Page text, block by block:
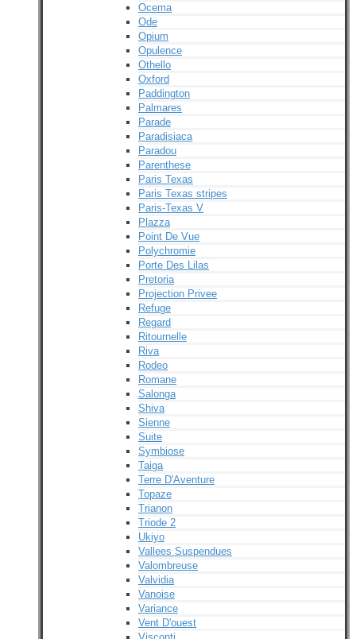
Ocema
Ode
Opium
Opulence
Othello
Oxford
Paddington
Palmares
Parade
Paradisiaca
Paradou
Parenthese
Paris Texas
Paris Texas stripes
Paris-Texas V
Plazza
Point De Vue
Polychromie
Porte Des Lilas
Pretoria
Projection Privee
Refuge
Regard
Ritournelle
Riva
Rodeo
Romane
Salonga
Shiva
Sienne
Suite
Symbiose
Taiga
Terre D'Aventure
Topaze
Trianon
Triode 2
Ukiyo
Vallees Suspendues
Valombreuse
Valvidia
Vanoise
Variance
Vent D'ouest